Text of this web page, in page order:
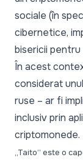
sociale (în
cibernetice,
bisericii pentru
În acest
considerat
ruse – ar fi
inclusiv prin
criptomonede.
„Taito” este o